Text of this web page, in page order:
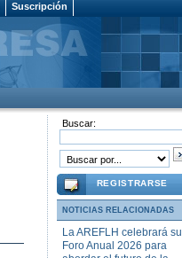
Suscripción
Buscar:
REGISTRARSE
NOTICIAS RELACIONADAS
La AREFLH celebrará su
Foro Anual 2026 para